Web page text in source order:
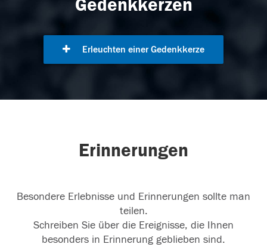
Gedenkkerzen
Erleuchten einer Gedenkkerze
Erinnerungen
Besondere Erlebnisse und Erinnerungen sollte man
teilen.
Schreiben Sie über die Ereignisse, die Ihnen
besonders in Erinnerung geblieben sind.